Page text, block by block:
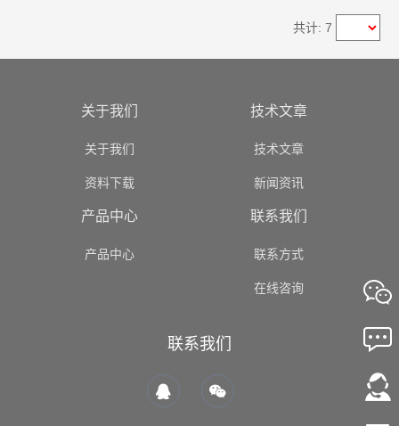
共计: 7
关于我们
关于我们
资料下载
技术文章
技术文章
新闻资讯
产品中心
产品中心
联系我们
联系方式
在线咨询
联系我们